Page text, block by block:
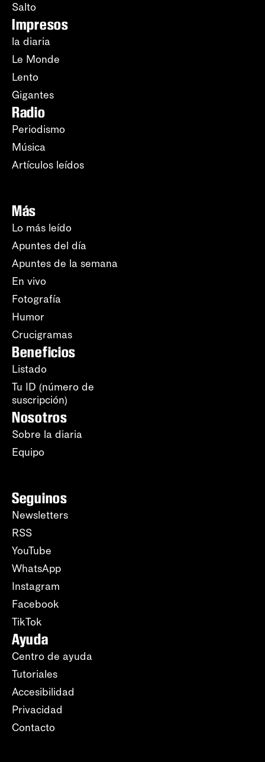
Salto
Impresos
la diaria
Le Monde
Lento
Gigantes
Radio
Periodismo
Música
Artículos leídos
Más
Lo más leído
Apuntes del día
Apuntes de la semana
En vivo
Fotografía
Humor
Crucigramas
Beneficios
Listado
Tu ID (número de
suscripción)
Nosotros
Sobre la diaria
Equipo
Seguinos
Newsletters
RSS
YouTube
WhatsApp
Instagram
Facebook
TikTok
Ayuda
Centro de ayuda
Tutoriales
Accesibilidad
Privacidad
Contacto